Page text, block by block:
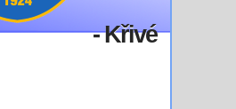
- Křivé